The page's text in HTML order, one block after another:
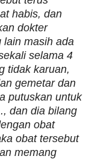
habis, dan
dokter
lain masih ada
selama 4
tidak karuan,
gemetar dan
putuskan untuk
dan dia bilang
obat
obat tersebut
memang